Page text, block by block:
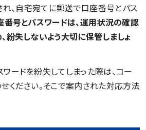
、自宅宛てに郵送で口座番号とパス
番号とパスワードは、運用状況の確認
紛失しないよう大切に保管しましょ
ードを紛失してしまった際は、コー
ください。そこで案内された対応方法